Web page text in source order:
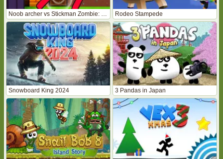
Noob archer vs Stickman Zombie: Zombie Shooter Rodeo Stampede
Snowboard King 2024 3 Pandas in Japan